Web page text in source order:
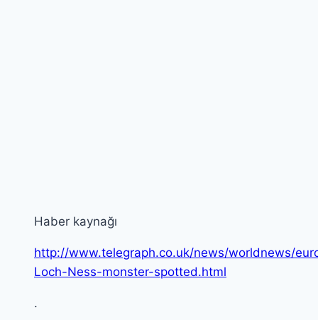
Haber kaynağı
http://www.telegraph.co.uk/news/worldnews/
Loch-Ness-monster-spotted.html
.